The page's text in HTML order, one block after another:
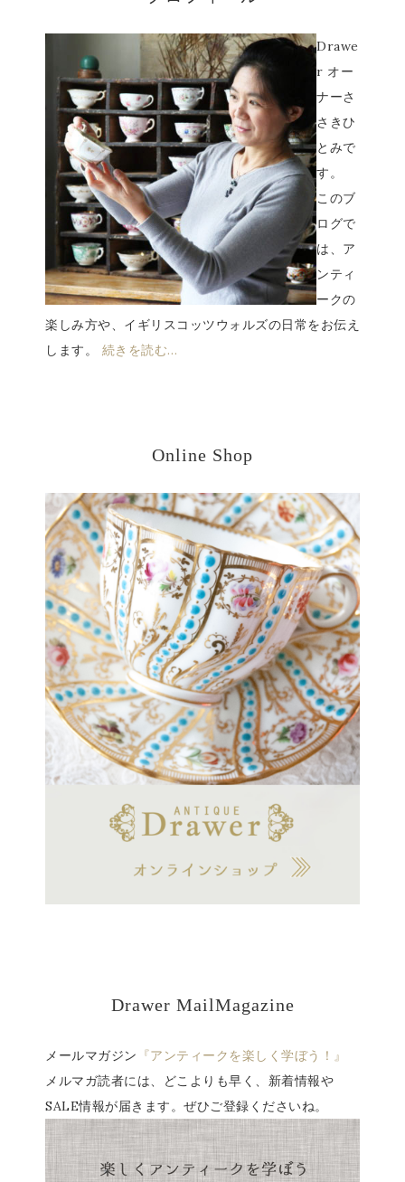
Drawe
r オー
ナーさ
さきひ
とみで
す。
このブ
ログで
は、ア
ンティ
ークの
楽しみ方や、イギリスコッツウォルズの日常をお伝え
します。 続きを読む…
Online Shop
Drawer MailMagazine
メールマガジン 『アンティークを楽しく学ぼう！』
メルマガ読者には、どこよりも早く、新着情報や
SALE情報が届きます。ぜひご登録くださいね。